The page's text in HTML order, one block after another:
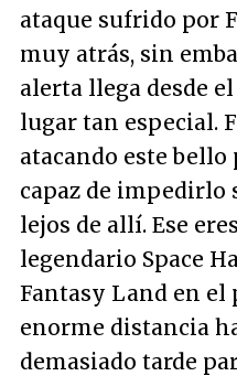
ataque sufrido por
muy atrás, sin
alerta llega desde el
lugar tan especial.
atacando este
capaz de impedirlo
lejos de allí. Ese
legendario Space
Fantasy Land en el
enorme distancia
demasiado tarde